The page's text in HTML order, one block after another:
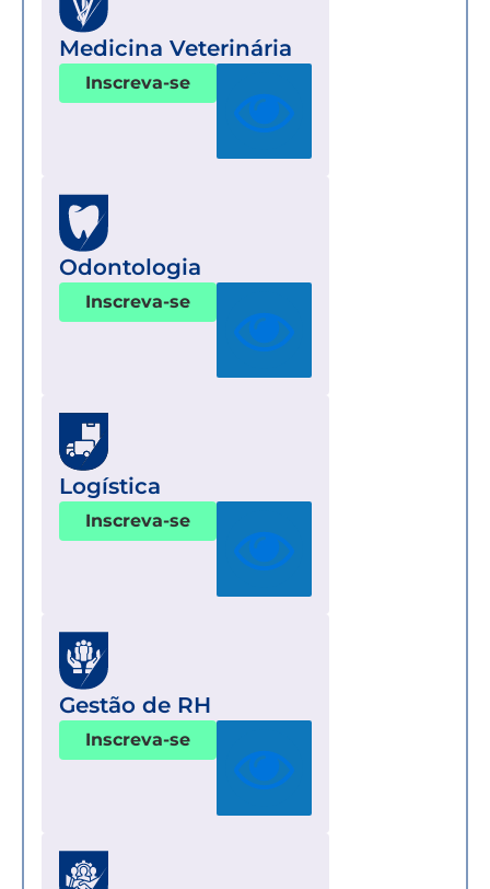
Medicina Veterinária
Inscreva-se
Odontologia
Inscreva-se
Logística
Inscreva-se
Gestão de RH
Inscreva-se